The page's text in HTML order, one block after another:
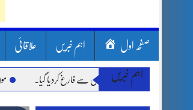
صفحہ اول اہم خبریں علاقائی
اہم خبریں مون سون